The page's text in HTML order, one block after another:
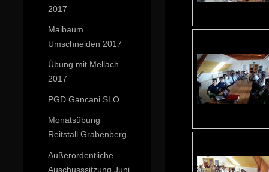
2017
Maibaum
Umschneiden 2017
Übung mit Mellach
2017
PGD Gancani SLO
Monatsübung
Reitstall Grabenberg
Außerordentliche
Auschusssitzung Juni